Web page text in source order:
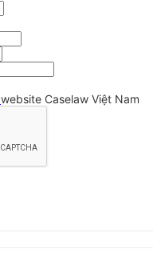
website Caselaw Việt Nam